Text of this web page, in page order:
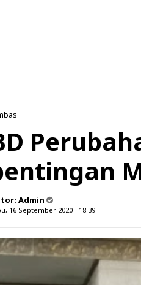
Admin
16 September 2020 - 18.39